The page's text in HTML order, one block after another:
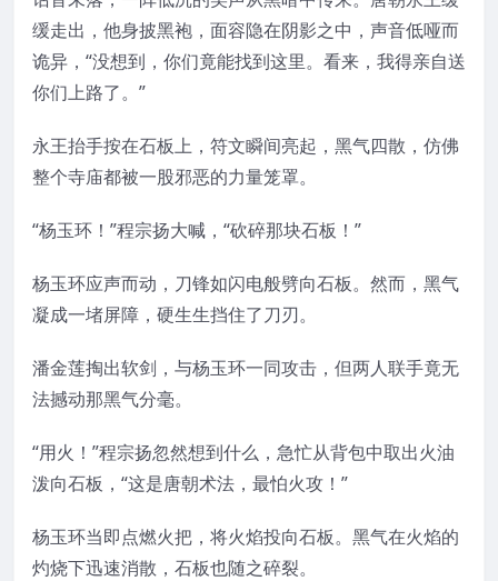
缓走出，他身披黑袍，面容隐在阴影之中，声音低哑而
诡异，“没想到，你们竟能找到这里。看来，我得亲自送
你们上路了。”
永王抬手按在石板上，符文瞬间亮起，黑气四散，仿佛
整个寺庙都被一股邪恶的力量笼罩。
“杨玉环！”程宗扬大喊，“砍碎那块石板！”
杨玉环应声而动，刀锋如闪电般劈向石板。然而，黑气
凝成一堵屏障，硬生生挡住了刀刃。
潘金莲掏出软剑，与杨玉环一同攻击，但两人联手竟无
法撼动那黑气分毫。
“用火！”程宗扬忽然想到什么，急忙从背包中取出火油
泼向石板，“这是唐朝术法，最怕火攻！”
杨玉环当即点燃火把，将火焰投向石板。黑气在火焰的
灼烧下迅速消散，石板也随之碎裂。